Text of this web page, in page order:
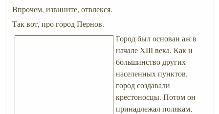
Впрочем, извините, отвлекся.
Так вот, про город Пернов.
Город был основан аж в
начале XIII века. Как и
большинство других
населенных пунктов,
город создавали
крестоносцы. Потом он
принадлежал полякам,